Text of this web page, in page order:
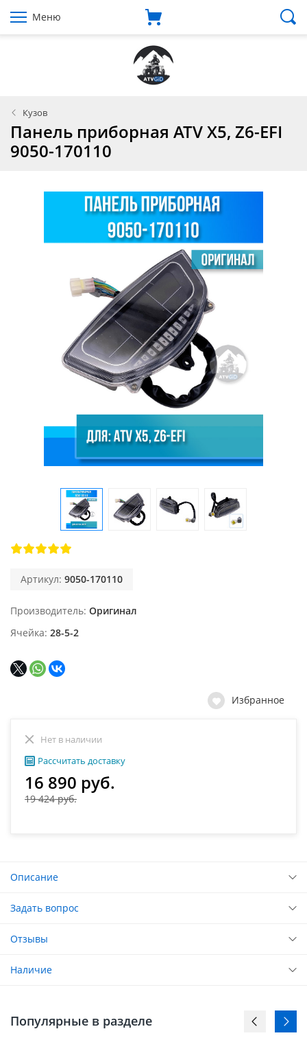
Меню
Кузов
Панель приборная ATV X5, Z6-EFI
9050-170110
Артикул: 9050-170110
Производитель Оригинал
Ячейка 28-5-2
Избранное
Нет в наличии
Рассчитать доставку
16 890 руб.
19 424 руб.
Описание
Задать вопрос
Отзывы
Наличие
Популярные в разделе